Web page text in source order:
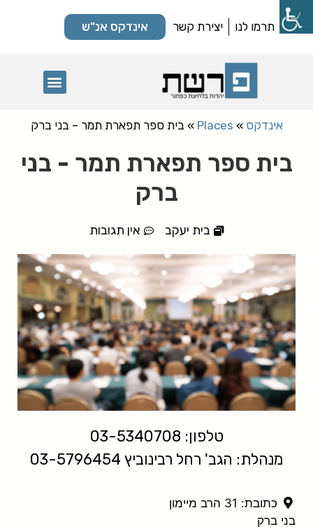
תרמו לנו יצירת קשר אינדקס אנ"ש
אינדקס »
Places
» בית ספר תפארת תמר – בני ברק
בית ספר תפארת תמר - בני
ברק
בית יעקב אין תגובות
טלפון: 03-5340708
מנהלת: הגב' רחל רבינוביץ 03-5796454
כתובת: 31 הרב מיימון
בני ברק